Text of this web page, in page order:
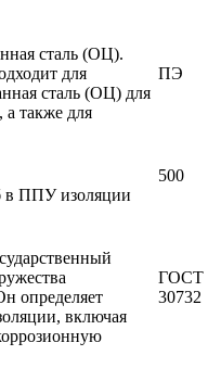
сталь (ОЦ).
для
сталь (ОЦ) для
а также для
ПЭ
в ППУ изоляции
500
определяет
включая
ГОСТ
30732